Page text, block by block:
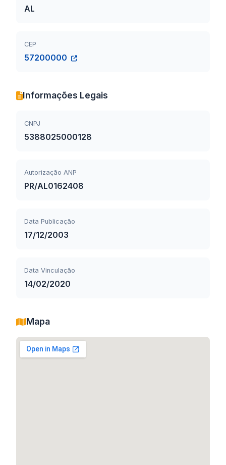
AL
CEP
57200000
Informações Legais
CNPJ
5388025000128
Autorização ANP
PR/AL0162408
Data Publicação
17/12/2003
Data Vinculação
14/02/2020
Mapa